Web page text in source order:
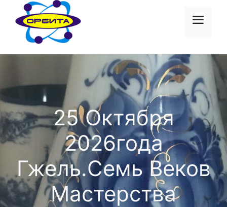
Перейти
содержимому
Меню
25 Октября
2026года
Гжель.Семь Веков
Мастерства